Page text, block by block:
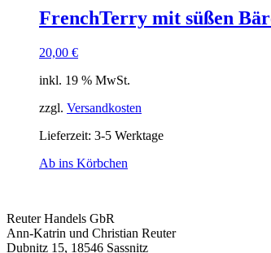
FrenchTerry mit süßen
20,00 €
inkl. 19 % MwSt.
zzgl. Versandkosten
Lieferzeit: 3-5 Werktage
Ab ins Körbchen
Reuter Handels GbR
Ann-Katrin und Christian Reuter
Dubnitz 15, 18546 Sassnitz